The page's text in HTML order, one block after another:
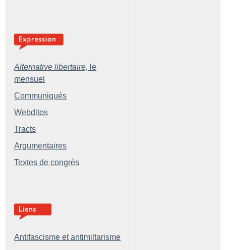
Alternative libertaire, le
mensuel
Communiqués
Webditos
Tracts
Argumentaires
Textes de congrès
Antifascisme et antimiltarisme